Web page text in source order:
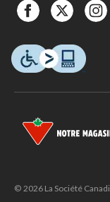
© 2026 La Société